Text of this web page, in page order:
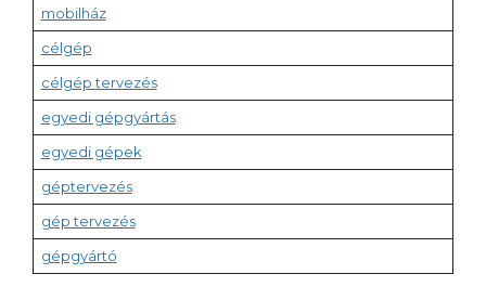
mobilház
célgép
célgép tervezés
egyedi gépgyártás
egyedi gépek
géptervezés
gép tervezés
gépgyártó